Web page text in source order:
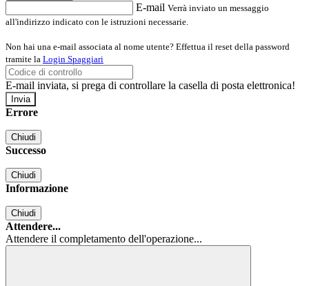
E-mail Verrà inviato un messaggio
all'indirizzo indicato con le istruzioni necessarie.
Non hai una e-mail associata al nome utente? Effettua il reset della password
tramite la Login Spaggiari
E-mail inviata, si prega di controllare la casella di posta elettronica!
Errore
Chiudi
Successo
Chiudi
Informazione
Chiudi
Attendere...
Attendere il completamento dell'operazione...